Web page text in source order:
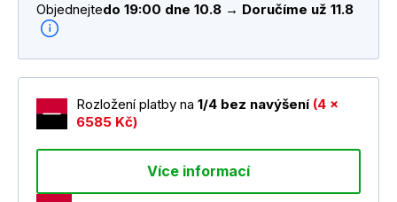
Objednejtedo 19:00 dne 10.8 → Doručíme už 11.8
Rozložení platby na 1/4 bez navýšení (4 x
6585 Kč)
Více informací